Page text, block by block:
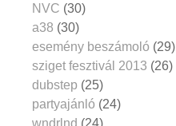
NVC (30)
a38 (30)
esemény beszámoló (29)
sziget fesztivál 2013 (26)
dubstep (25)
partyajánló (24)
wndrlnd (24)